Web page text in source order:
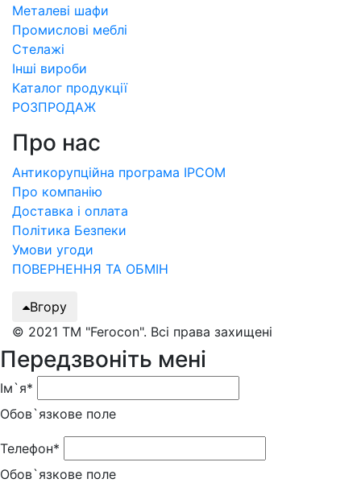
Металеві шафи
Промислові меблі
Стелажі
Інші вироби
Каталог продукції
РОЗПРОДАЖ
Про нас
Антикорупційна програма IPCOM
Про компанію
Доставка і оплата
Політика Безпеки
Умови угоди
ПОВЕРНЕННЯ ТА ОБМІН
Вгору
© 2021 ТМ "Ferocon". Всі права захищені
Передзвоніть мені
Ім`я*
Обов`язкове поле
Телефон*
Обов`язкове поле